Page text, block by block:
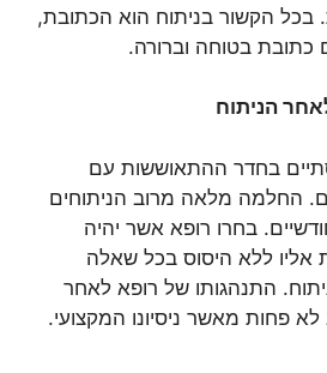
בכל הקשור בניתוח הוא הכתובת,
כתובת בטוחה וברורה.
הניתוח
בחדר ההתאוששות עם
החלמה מלאה מרוב הניתוחים
בחרו רופא אשר יהיה
אליו ללא היסוס בכל שאלה
התנהגותו של רופא לאחר
פחות מאשר ניסיונו המקצועי.